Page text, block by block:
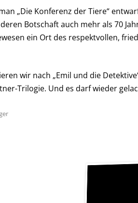
„Die Konferenz der Tiere“
Botschaft auch mehr als 70
ein Ort des respektvollen,
wir nach „Emil und die
Trilogie. Und es darf wieder